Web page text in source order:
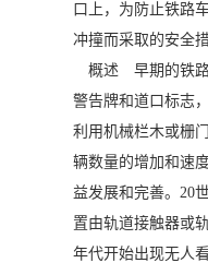
口上，为防止铁路
冲撞而采取的安全措
概述 早期的铁
警告牌和道口标志
利用机械栏木或栅
辆数量的增加和速
益发展和完善。20
置由轨道接触器或
年代开始出现无人